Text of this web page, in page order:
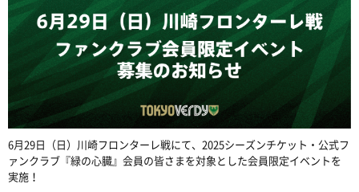
6月29日（日）川崎フロンターレ戦にて、2025シーズンチケット・公式フ
ァンクラブ『緑の心臓』会員の皆さまを対象とした会員限定イベントを
実施！